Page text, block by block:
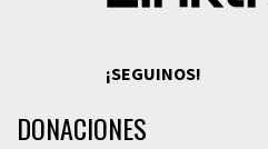
¡SEGUINOS!
DONACIONES